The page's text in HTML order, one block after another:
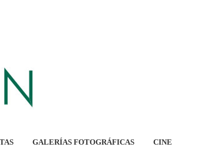
GALERÍAS FOTOGRÁFICAS CINE